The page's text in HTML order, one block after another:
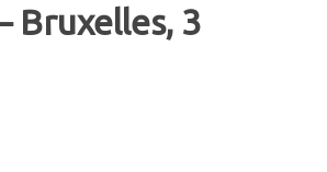
Bruxelles, 3